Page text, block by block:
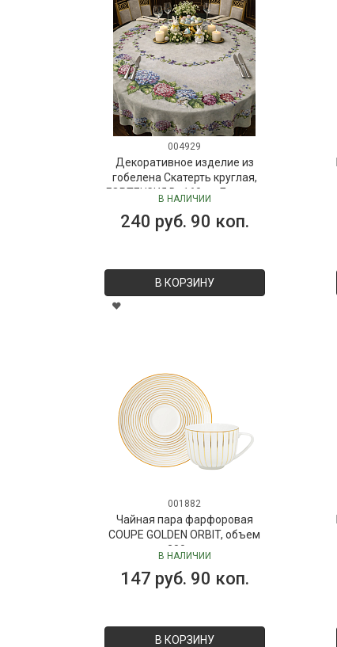
004929
Декоративное изделие из
гобелена Скатерть круглая,
ГОРТЕНЗИЯ D=160 см Бельгия
В НАЛИЧИИ
240 руб. 90 коп.
В КОРЗИНУ
001882
Чайная пара фарфоровая
COUPE GOLDEN ORBIT, объем
280 мл
В НАЛИЧИИ
147 руб. 90 коп.
В КОРЗИНУ